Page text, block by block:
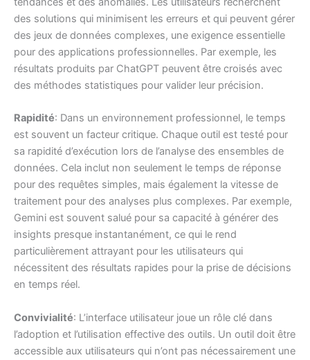
des solutions qui minimisent les erreurs et qui peuvent gérer
des jeux de données complexes, une exigence essentielle
pour des applications professionnelles. Par exemple, les
résultats produits par ChatGPT peuvent être croisés avec
des méthodes statistiques pour valider leur précision.
Rapidité: Dans un environnement professionnel, le temps
est souvent un facteur critique. Chaque outil est testé pour
sa rapidité d’exécution lors de l’analyse des ensembles de
données. Cela inclut non seulement le temps de réponse
pour des requêtes simples, mais également la vitesse de
traitement pour des analyses plus complexes. Par exemple,
Gemini est souvent salué pour sa capacité à générer des
insights presque instantanément, ce qui le rend
particulièrement attrayant pour les utilisateurs qui
nécessitent des résultats rapides pour la prise de décisions
en temps réel.
Convivialité: L’interface utilisateur joue un rôle clé dans
l’adoption et l’utilisation effective des outils. Un outil doit être
accessible aux utilisateurs qui n’ont pas nécessairement une